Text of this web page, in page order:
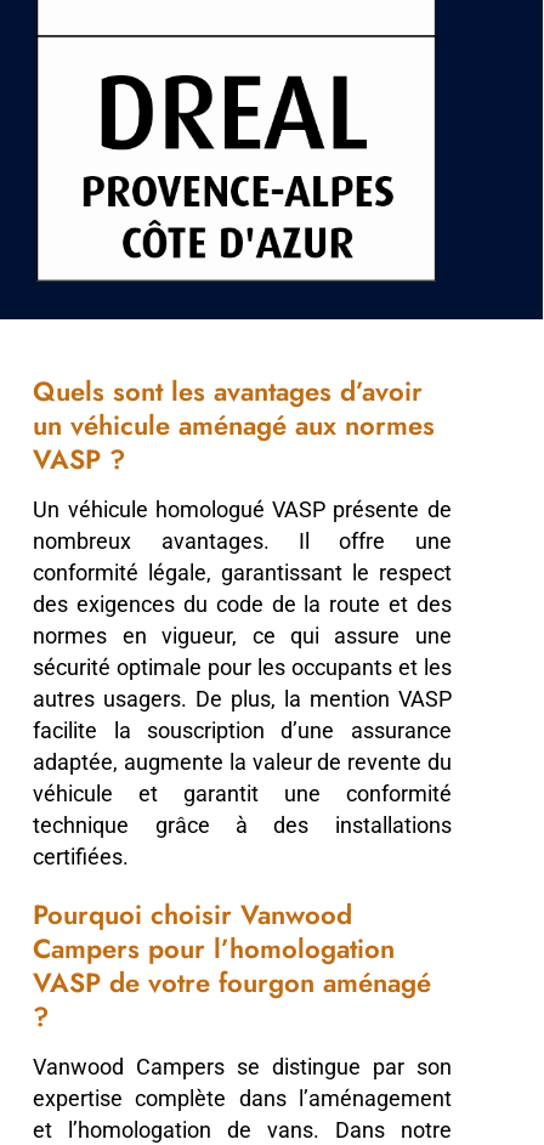
Quels sont les avantages d’avoir
un véhicule aménagé aux normes
VASP ?
Un véhicule homologué VASP présente de
nombreux avantages. Il offre une
conformité légale, garantissant le respect
des exigences du code de la route et des
normes en vigueur, ce qui assure une
sécurité optimale pour les occupants et les
autres usagers. De plus, la mention VASP
facilite la souscription d’une assurance
adaptée, augmente la valeur de revente du
véhicule et garantit une conformité
technique grâce à des installations
certifiées.
Pourquoi choisir Vanwood
Campers pour l’homologation
VASP de votre fourgon aménagé
?
Vanwood Campers se distingue par son
expertise complète dans l’aménagement
et l’homologation de vans. Dans notre